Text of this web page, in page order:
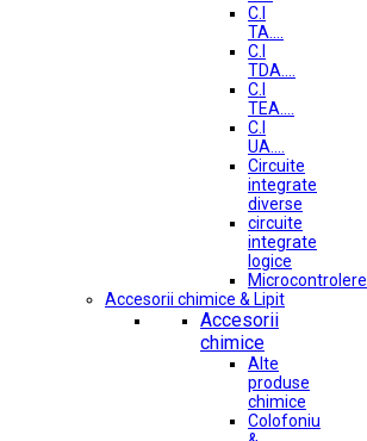
C.I
TA....
C.I
TDA....
C.I
TEA....
C.I
UA....
Circuite
integrate
diverse
circuite
integrate
logice
Microcontrolere
Accesorii chimice & Lipit
Accesorii
chimice
Alte
produse
chimice
Colofoniu